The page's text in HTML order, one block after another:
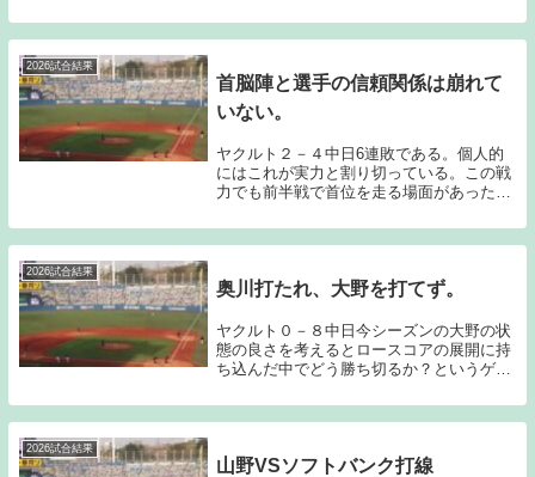
を感じているシーズンはほとんどなかった
ように記憶している。そんなチーム状況で
2026試合結果
首脳陣と選手の信頼関係は崩れて
いない。
ヤクルト２－４中日6連敗である。個人的
にはこれが実力と割り切っている。この戦
力でも前半戦で首位を走る場面があったと
陣の手腕と選手との信頼関係によってもた
らされたものだと思っている。今日のゲー
2026試合結果
奥川打たれ、大野を打てず。
ヤクルト０－８中日今シーズンの大野の状
態の良さを考えるとロースコアの展開に持
ち込んだ中でどう勝ち切るか？というゲー
のだが、先発の奥川が中日打線に打ち込ま
れてしまい、一方的な展開となってしまっ
2026試合結果
山野VSソフトバンク打線